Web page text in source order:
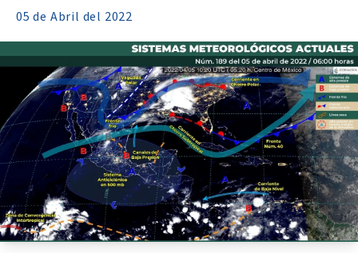
05 de Abril del 2022